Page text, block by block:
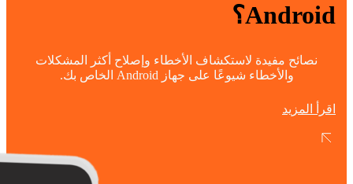
Android؟
نصائح مفيدة لاستكشاف الأخطاء وإصلاح أكثر المشكلات
والأخطاء شيوعًا على جهاز Android الخاص بك.
اقرأ المزيد